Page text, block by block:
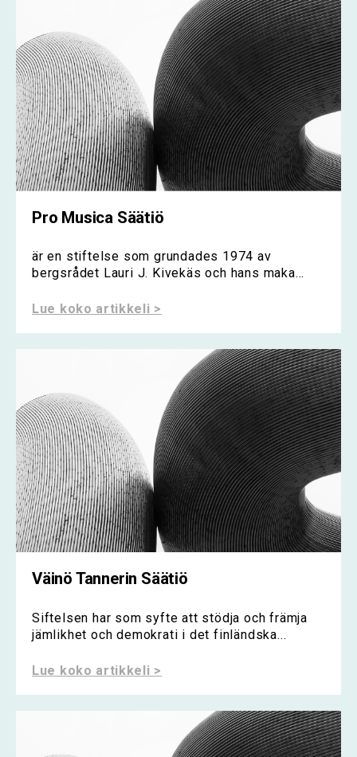
Pro Musica Säätiö
är en stiftelse som grundades 1974 av
bergsrådet Lauri J. Kivekäs och hans maka...
Lue koko artikkeli >
Väinö Tannerin Säätiö
Siftelsen har som syfte att stödja och främja
jämlikhet och demokrati i det finländska...
Lue koko artikkeli >